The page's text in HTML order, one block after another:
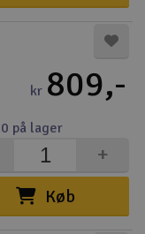
kr 809,-
Køb
+
på lager